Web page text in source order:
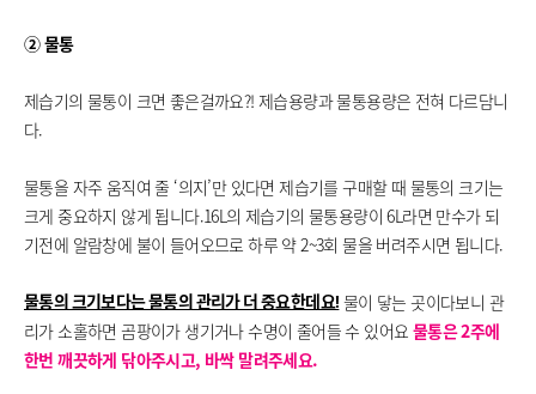
② 물통
제습기의 물통이 크면 좋은걸까요?! 제습용량과 물통용량은 전혀 다르담니
다.
물통을 자주 움직여 줄 ‘의지’만 있다면 제습기를 구매할 때 물통의 크기는
크게 중요하지 않게 됩니다.16L의 제습기의 물통용량이 6L라면 만수가 되
기전에 알람창에 불이 들어오므로 하루 약 2~3회 물을 버려주시면 됩니다.
물통의 크기보다는 물통의 관리가 더 중요한데요! 물이 닿는 곳이다보니 관
리가 소홀하면 곰팡이가 생기거나 수명이 줄어들 수 있어요 물통은 2주에
한번 깨끗하게 닦아주시고, 바싹 말려주세요.